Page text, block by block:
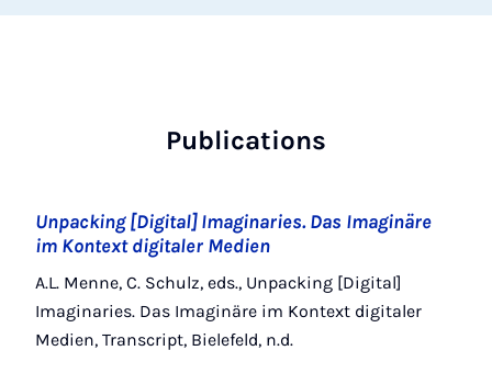
Publications
Unpacking [Digital] Imaginaries. Das Imaginäre
im Kontext digitaler Medien
A.L. Menne, C. Schulz, eds., Unpacking [Digital]
Imaginaries. Das Imaginäre im Kontext digitaler
Medien, Transcript, Bielefeld, n.d.